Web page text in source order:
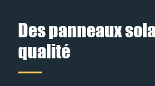
Des panneaux
qualité